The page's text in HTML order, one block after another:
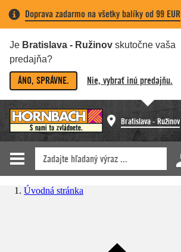
Doprava zadarmo na všetky balíky od 99 EUR
Je Bratislava - Ružinov skutočne vaša
predajňa?
ÁNO, SPRÁVNE. Nie, vybrať inú predajňu.
Bratislava - Ružinov
Úvodná stránka